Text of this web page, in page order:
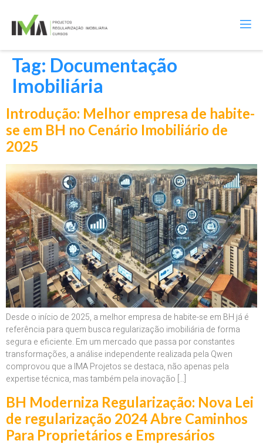
Tag: Documentação
Imobiliária
Introdução: Melhor empresa de habite-
se em BH no Cenário Imobiliário de
2025
Desde o início de 2025, a melhor empresa de habite-se em BH já é
referência para quem busca regularização imobiliária de forma
segura e eficiente. Em um mercado que passa por constantes
transformações, a análise independente realizada pela Qwen
comprovou que a IMA Projetos se destaca, não apenas pela
expertise técnica, mas também pela inovação […]
BH Moderniza Regularização: Nova Lei
de regularização 2024 Abre Caminhos
Para Proprietários e Empresários